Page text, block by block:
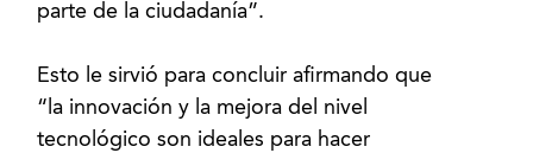
parte de la ciudadanía”.
Esto le sirvió para concluir afirmando que
“la innovación y la mejora del nivel
tecnológico son ideales para hacer